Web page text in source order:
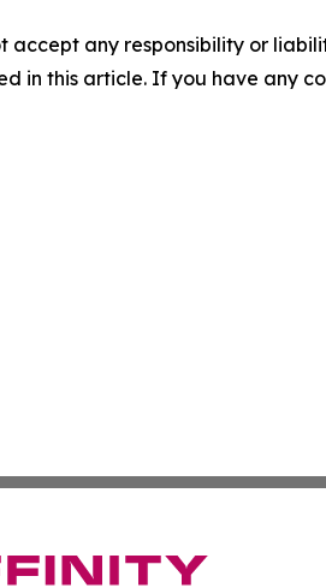
accept any responsibility or
in this article. If you have any